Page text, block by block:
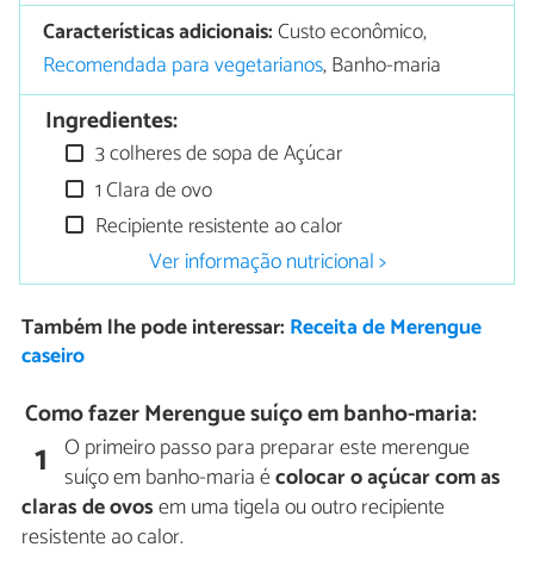
Características adicionais:Custo econômico,
Recomendada para vegetarianos, Banho-maria
Ingredientes:
3 colheres de sopa de Açúcar
1 Clara de ovo
Recipiente resistente ao calor
Ver informação nutricional >
Também lhe pode interessar: Receita de Merengue
caseiro
Como fazer Merengue suíço em banho-maria:
1 O primeiro passo para preparar este merengue
suíço em banho-maria écolocar o açúcar com as
claras de ovosem uma tigela ou outro recipiente
resistente ao calor.